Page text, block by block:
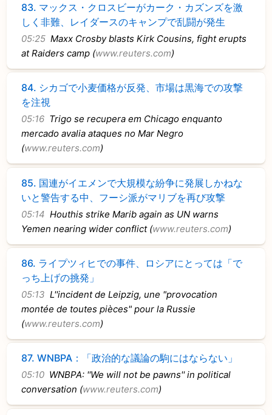
83. マックス・クロスビーがカーク・カズンズを激
しく非難、レイダースのキャンプで乱闘が発生
05:25 Maxx Crosby blasts Kirk Cousins, fight erupts
at Raiders camp (www.reuters.com)
84. シカゴで小麦価格が反発、市場は黒海での攻撃
を注視
05:16 Trigo se recupera em Chicago enquanto
mercado avalia ataques no Mar Negro
(www.reuters.com)
85. 国連がイエメンで大規模な紛争に発展しかねな
いと警告する中、フーシ派がマリブを再び攻撃
05:14 Houthis strike Marib again as UN warns
Yemen nearing wider conflict (www.reuters.com)
86. ライプツィヒでの事件、ロシアにとっては「で
っち上げの挑発」
05:13 L''incident de Leipzig, une "provocation
montée de toutes pièces" pour la Russie
(www.reuters.com)
87.WNBPA：「政治的な議論の駒にはならない」
05:10 WNBPA: ''We will not be pawns'' in political
conversation (www.reuters.com)